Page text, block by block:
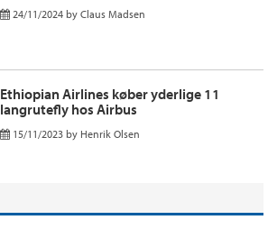
24/11/2024 by Claus Madsen
Ethiopian Airlines køber yderlige 11
langrutefly hos Airbus
15/11/2023 by Henrik Olsen